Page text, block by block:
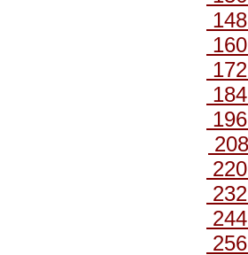
148
160
172
184
196
208
220
232
244
256